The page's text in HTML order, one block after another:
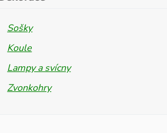
Sošky
Koule
Lampy a svícny
Zvonkohry